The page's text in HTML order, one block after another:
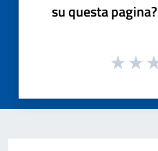
su questa pagina?